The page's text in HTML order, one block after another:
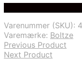
Varenummer (SKU):
Varemærke: Boltze
Previous Product
Next Product